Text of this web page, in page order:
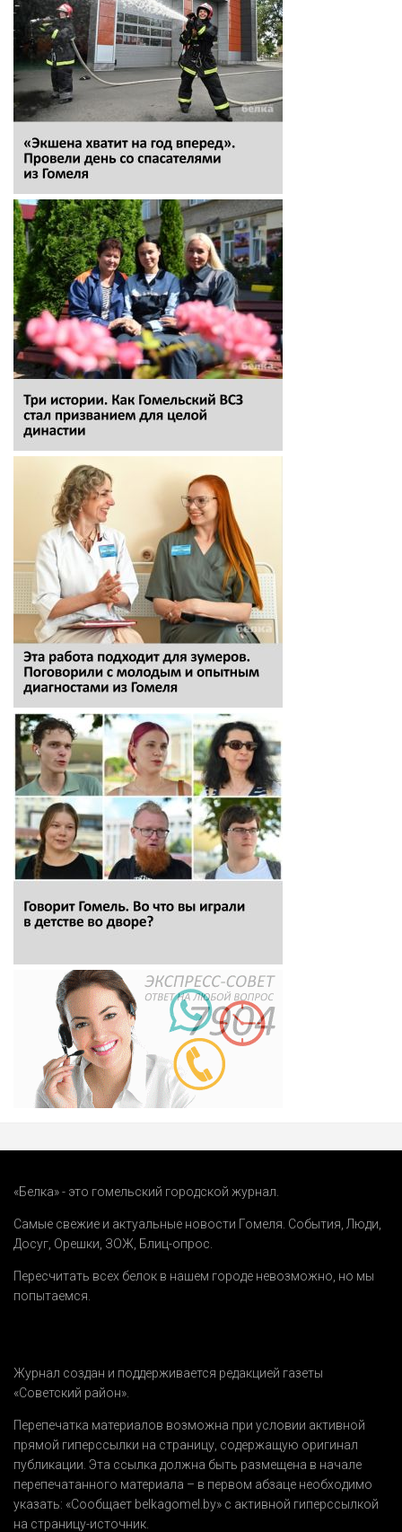
«Белка» - это гомельский городской журнал.
Самые свежие и актуальные новости Гомеля. События Люди
Досуг Орешки ЗОЖ Блиц-опрос
Пересчитать всех белок в нашем городе невозможно, но мы
попытаемся.
Журнал создан и поддерживается редакцией газеты
«Советский район».
Перепечатка материалов возможна при условии активной
прямой гиперссылки на страницу, содержащую оригинал
публикации. Эта ссылка должна быть размещена в начале
перепечатанного материала – в первом абзаце необходимо
указать: «Сообщает belkagomel.by» с активной гиперссылкой
на страницу-источник.